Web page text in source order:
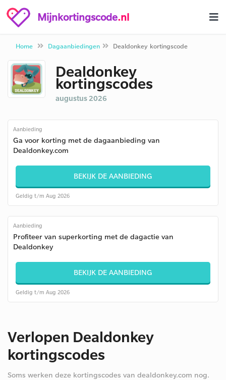
Mijnkortingscode.nl
Home Dagaanbiedingen Dealdonkey kortingscode
Dealdonkey
kortingscodes
augustus 2026
Aanbieding
Ga voor korting met de dagaanbieding van
Dealdonkey.com
BEKIJK DE AANBIEDING
Geldig t/m Aug 2026
Aanbieding
Profiteer van superkorting met de dagactie van
Dealdonkey
BEKIJK DE AANBIEDING
Geldig t/m Aug 2026
Verlopen Dealdonkey
kortingscodes
Soms werken deze kortingscodes van dealdonkey.com nog.